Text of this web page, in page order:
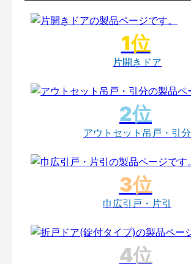
片開きドア
アウトセット吊戸・引分
巾広引戸・片引